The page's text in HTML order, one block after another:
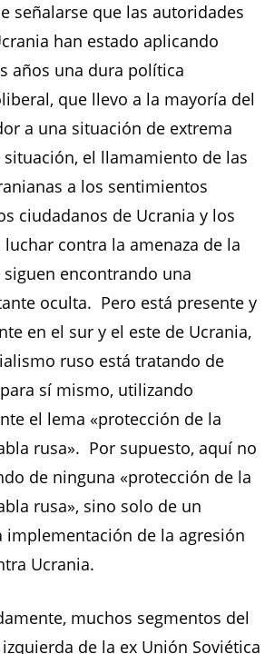
señalarse que las autoridades
han estado aplicando
años una dura política
que llevo a la mayoría del
a una situación de extrema
el llamamiento de las
a los sentimientos
ciudadanos de Ucrania y los
contra la amenaza de la
encontrando una
oculta. Pero está presente y
en el sur y el este de Ucrania,
ruso está tratando de
sí mismo, utilizando
el lema «protección de la
rusa». Por supuesto, aquí no
de ninguna «protección de la
rusa», sino solo de un
implementación de la agresión
Ucrania.
muchos segmentos del
de la ex Unión Soviética